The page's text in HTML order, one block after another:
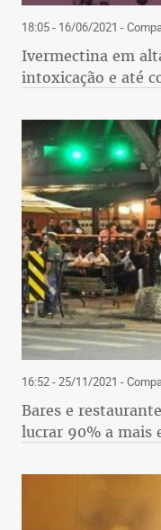
18:05 - 16/06/2021 -
Ivermectina em
intoxicação e até
16:52 - 25/11/2021 -
Bares e
lucrar 90% a mais